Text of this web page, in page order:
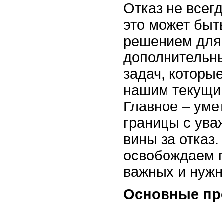
Отказ не
это может
решением
задач,
нашим
Главное –
границы с
вины за
освобождаем
важных и
Основные